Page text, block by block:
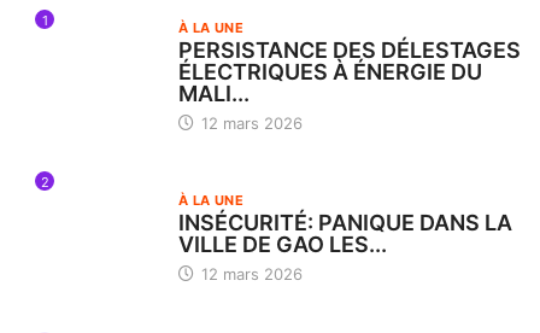
1 À LA UNE
PERSISTANCE DES DÉLESTAGES
ÉLECTRIQUES À ÉNERGIE DU
MALI...
12 mars 2026
2
À LA UNE
INSÉCURITÉ: PANIQUE DANS LA
VILLE DE GAO LES...
12 mars 2026